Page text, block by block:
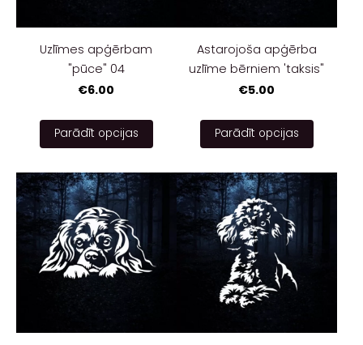
Uzlīmes apģērbam
"pūce" 04
€6.00
Parādīt opcijas
Astarojoša apģērba
uzlīme bērniem 'taksis"
€5.00
Parādīt opcijas